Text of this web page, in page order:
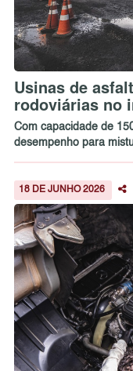
Usinas de
rodoviárias no
Com capacidade de
desempenho para
18 DE JUNHO 2026